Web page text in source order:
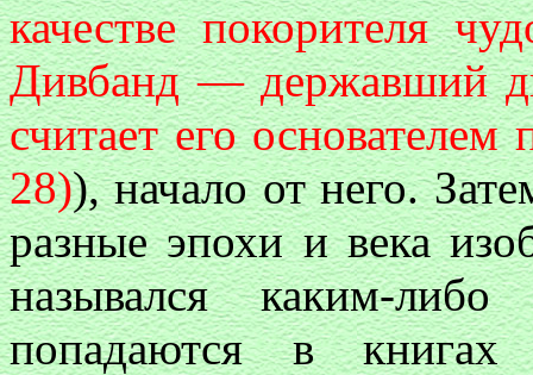
качестве покорителя
Дивбанд — державший
считает его
28)), начало от него.
разные эпохи и века
назывался каким-
попадаются в